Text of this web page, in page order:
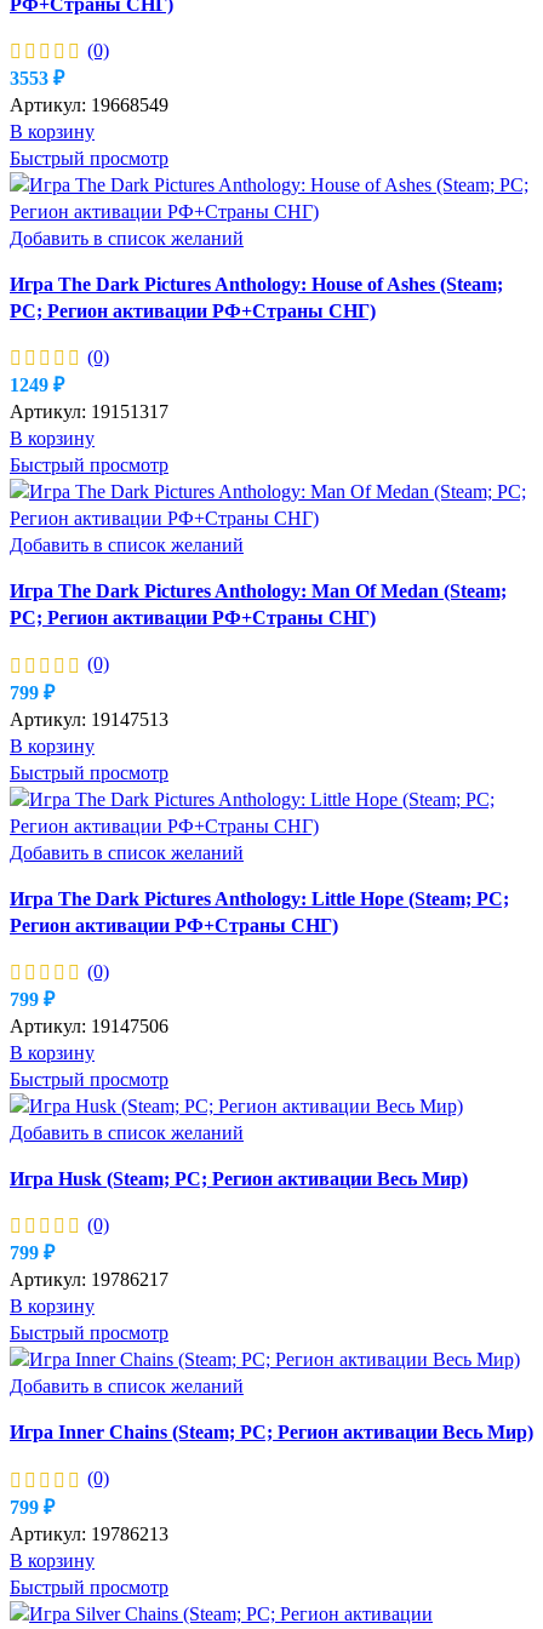
(0)
3553 ₽
Артикул: 19668549
В корзину
Быстрый просмотр
Добавить в список желаний
Игра The Dark Pictures Anthology: House of Ashes (Steam;
PC; Регион активации РФ+Страны СНГ)
(0)
1249 ₽
Артикул: 19151317
В корзину
Быстрый просмотр
Добавить в список желаний
Игра The Dark Pictures Anthology: Man Of Medan (Steam;
PC; Регион активации РФ+Страны СНГ)
(0)
799 ₽
Артикул: 19147513
В корзину
Быстрый просмотр
Добавить в список желаний
Игра The Dark Pictures Anthology: Little Hope (Steam; PC;
Регион активации РФ+Страны СНГ)
(0)
799 ₽
Артикул: 19147506
В корзину
Быстрый просмотр
Добавить в список желаний
Игра Husk (Steam; PC; Регион активации Весь Мир)
(0)
799 ₽
Артикул: 19786217
В корзину
Быстрый просмотр
Добавить в список желаний
Игра Inner Chains (Steam; PC; Регион активации Весь Мир)
(0)
799 ₽
Артикул: 19786213
В корзину
Быстрый просмотр